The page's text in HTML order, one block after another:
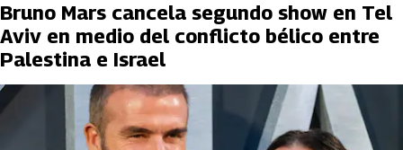
Bruno Mars cancela segundo show en Tel
Aviv en medio del conflicto bélico entre
Palestina e Israel